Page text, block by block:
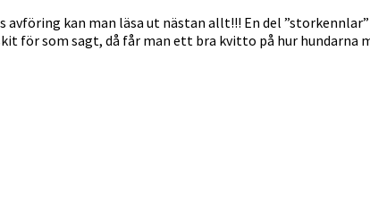
avföring kan man läsa ut nästan allt!!! En del
som sagt, då får man ett bra kvitto på hur hundarna